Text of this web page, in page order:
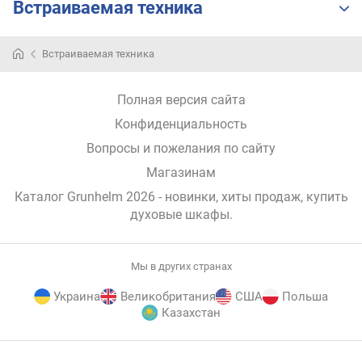
л
н
а
(
°
)
Встраиваемая техника
Встраиваемая техника
Полная версия сайта
Конфиденциальность
Вопросы и пожелания по сайту
Магазинам
Каталог Grunhelm 2026 - новинки, хиты продаж, купить
духовые шкафы.
Мы в других странах
Украина Великобритания США
Польша
Казахстан